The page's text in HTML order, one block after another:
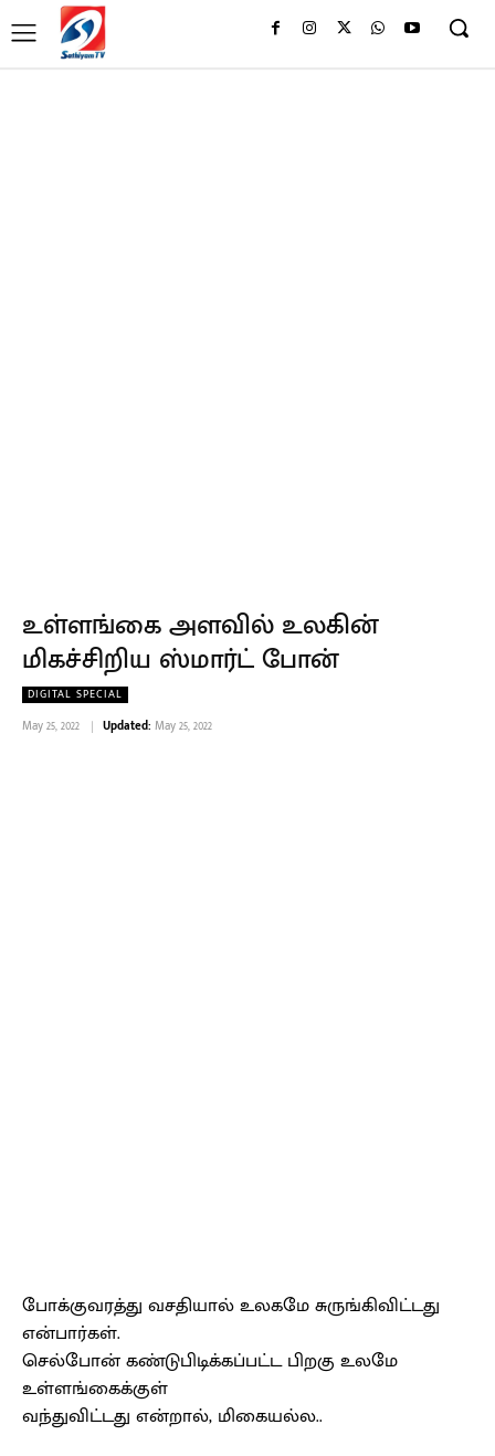
உள்ளங்கை அளவில் உலகின்
மிகச்சிறிய ஸ்மார்ட் போன்
DIGITAL SPECIAL
May 25, 2022 Updated: May 25, 2022
போக்குவரத்து வசதியால் உலகமே சுருங்கிவிட்டது
என்பார்கள்.
செல்போன் கண்டுபிடிக்கப்பட்ட பிறகு உலமே
உள்ளங்கைக்குள்
வந்துவிட்டது என்றால், மிகையல்ல..